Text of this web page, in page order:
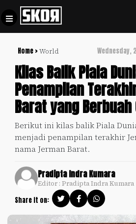
Home > World Wednesday,
Kilas Balik Piala
Penampilan
Barat yang Berbuah
Berikut ini kilas balik Piala
menjadi penampilan terakhir
nama Jerman Barat.
Pradipta Indra Kumara
Editor : Pradipta Indra Kumara
Share it on:
Football +
Culture +
+
Timnas
Indonesia
SKOR
SPECIAL
Video
Policy
Pedoman
Pemberitaan
Media
Siber
Disclaimer
Kami